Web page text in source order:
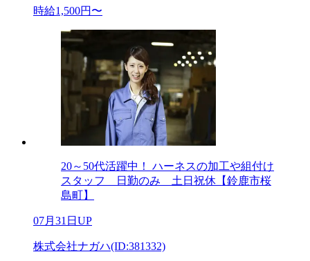
時給1,500円〜
20～50代活躍中！ ハーネスの加工や組付け
スタッフ 日勤のみ 土日祝休【鈴鹿市桜
島町】
07月31日UP
株式会社ナガハ(ID:381332)